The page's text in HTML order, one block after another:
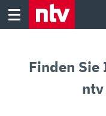
Skip
Finden